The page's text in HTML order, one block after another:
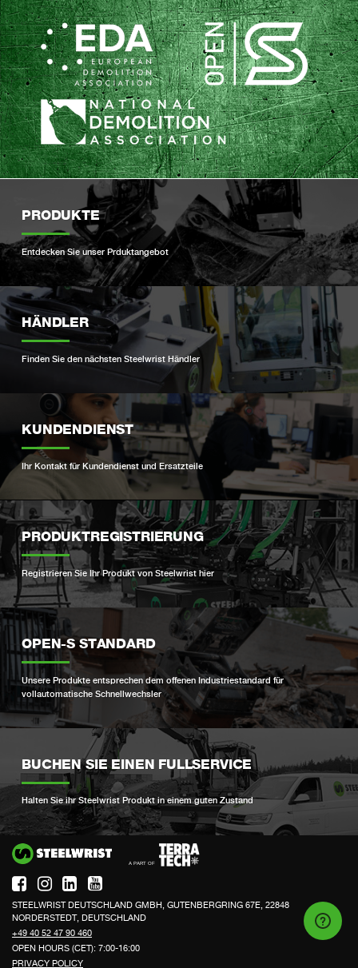
PRODUKTE
Entdecken Sie unser Prduktangebot
HÄNDLER
Finden Sie den nächsten Steelwrist Händler
KUNDENDIENST
Ihr Kontakt für Kundendienst und Ersatzteile
PRODUKTREGISTRIERUNG
Registrieren Sie Ihr Produkt von Steelwrist hier
OPEN-S STANDARD
Unsere Produkte entsprechen dem offenen Industriestandard für
vollautomatische Schnellwechsler
BUCHEN SIE EINEN FULLSERVICE
Halten Sie ihr Steelwrist Produkt in einem guten Zustand
STEELWRIST DEUTSCHLAND GMBH, GUTENBERGRING 67E, 22848
NORDERSTEDT, DEUTSCHLAND
+49 40 52 47 90 460
OPEN HOURS (CET): 7:00-16:00
PRIVACY POLICY